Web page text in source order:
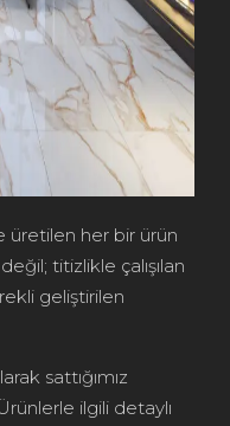
üretilen her bir ürün
titizlikle çalışılan
geliştirilen
sattığımız
ilgili detaylı